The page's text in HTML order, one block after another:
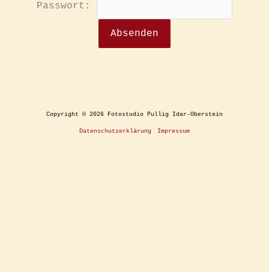
Passwort:
Copyright © 2026 Fotostudio Pullig Idar-Oberstein
Datenschutzerklärung Impressum